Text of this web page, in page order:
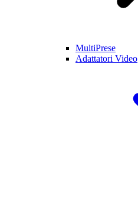
MultiPrese
Adattatori Video